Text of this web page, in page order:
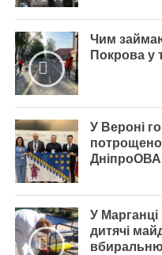
Чим
Покрова у
У Вероні
ДніпроОВА
У
дитячі